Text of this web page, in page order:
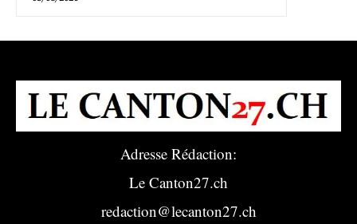
Adresse Rédaction:
Le Canton27.ch
redaction@lecanton27.ch